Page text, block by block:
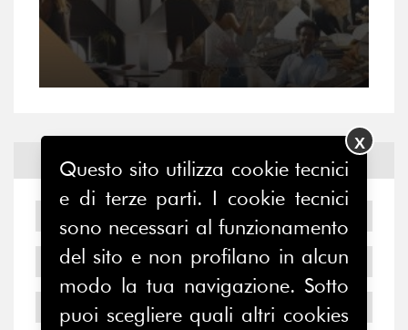
Archivio
2026
2025
Questo sito utilizza cookie tecnici
e di terze parti. I cookie tecnici
sono necessari al funzionamento
del sito e non profilano in alcun
modo la tua navigazione. Sotto
puoi scegliere quali altri cookies
X